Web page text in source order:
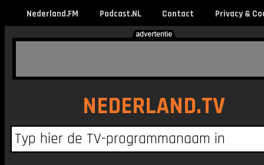
Nederland.FM Podcast.NL Contact Privacy &
NEDERLAND.TV